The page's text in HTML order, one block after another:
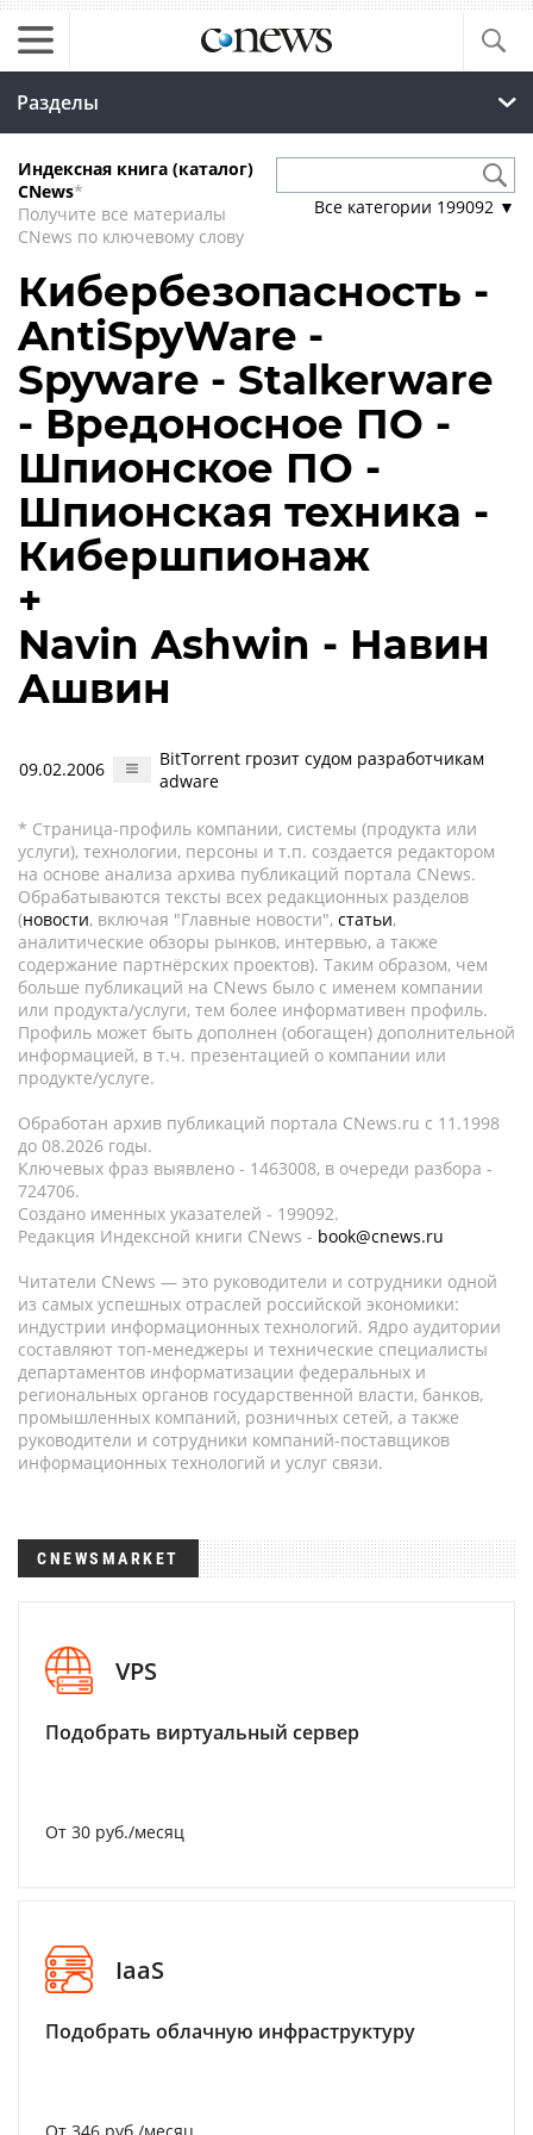
Разделы
Индексная книга (каталог)
CNews*
Получите все материалы
CNews по ключевому слову
Все категории 199092 ▼
Кибербезопасность -
AntiSpyWare -
Spyware - Stalkerware
- Вредоносное ПО -
Шпионское ПО -
Шпионская техника -
Кибершпионаж
+
Navin Ashwin - Навин
Ашвин
09.02.2006
BitTorrent грозит судом разработчикам
adware
* Страница-профиль компании, системы (продукта или
услуги), технологии, персоны и т.п. создается редактором
на основе анализа архива публикаций портала CNews.
Обрабатываются тексты всех редакционных разделов
(новости, включая "Главные новости", статьи,
аналитические обзоры рынков, интервью, а также
содержание партнёрских проектов). Таким образом, чем
больше публикаций на CNews было с именем компании
или продукта/услуги, тем более информативен профиль.
Профиль может быть дополнен (обогащен) дополнительной
информацией, в т.ч. презентацией о компании или
продукте/услуге.
Обработан архив публикаций портала CNews.ru c 11.1998
до 08.2026 годы.
Ключевых фраз выявлено - 1463008, в очереди разбора -
724706.
Создано именных указателей - 199092.
Редакция Индексной книги CNews - book@cnews.ru
Читатели CNews — это руководители и сотрудники одной
из самых успешных отраслей российской экономики:
индустрии информационных технологий. Ядро аудитории
составляют топ-менеджеры и технические специалисты
департаментов информатизации федеральных и
региональных органов государственной власти, банков,
промышленных компаний, розничных сетей, а также
руководители и сотрудники компаний-поставщиков
информационных технологий и услуг связи.
CNEWSMARKET
VPS
Подобрать виртуальный сервер
От 30 руб./месяц
IaaS
Подобрать облачную инфраструктуру